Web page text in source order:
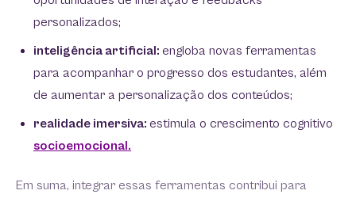
personalizados;
inteligência artificial: engloba novas ferramentas
para acompanhar o progresso dos estudantes, além
de aumentar a personalização dos conteúdos;
realidade imersiva: estimula o crescimento cognitivo
socioemocional.
Em suma, integrar essas ferramentas contribui para